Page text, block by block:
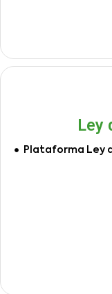
Ley
Plataforma Ley